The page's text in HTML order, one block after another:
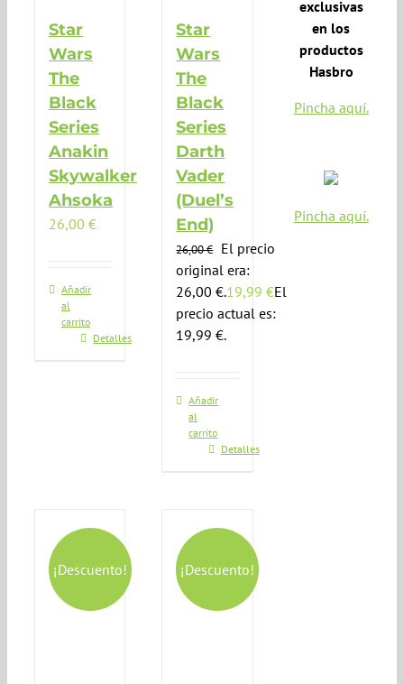
Star
Wars
The
Black
Series
Anakin
Skywalker
Ahsoka
26,00 €
Añadir
al
carrito
Detalles
Star
Wars
The
Black
Series
Darth
Vader
(Duel’s
End)
26,00€ El precio
original era:
26,00 €.19,99€El
precio actual es:
19,99 €.
Añadir
al
carrito
Detalles
¡Descuento! ¡Descuento!
exclusivas
en los
productos
Hasbro
Pincha aquí.
Pincha aquí.